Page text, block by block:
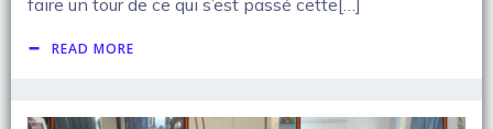
READ MORE